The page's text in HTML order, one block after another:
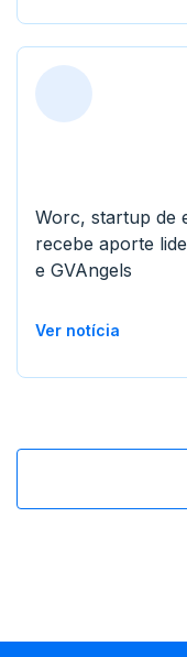
Worc, startup de
recebe aporte
e GVAngels
Ver notícia